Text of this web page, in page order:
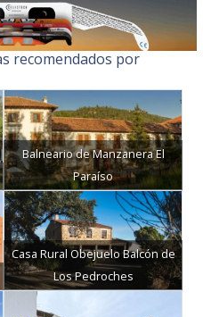
recomendados por
Balneario de Manzanera El
Paraíso
Casa Rural Obejuelo Balcón de
Los Pedroches